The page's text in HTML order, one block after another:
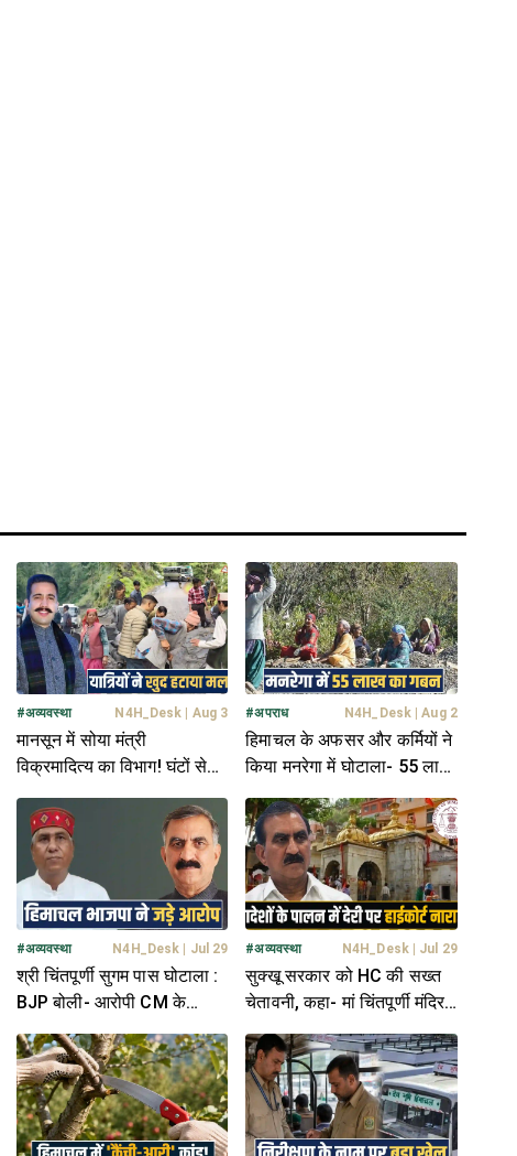
#अव्यवस्था N4H_Desk Aug 3
मानसून में सोया मंत्री
विक्रमादित्य का विभाग! घंटों से
बंद पड़ी थी सड़क- यात्रियों ने
खुद हटाया मलबा
#अपराध N4H_Desk Aug 2
हिमाचल के अफसर और कर्मियों ने
किया मनरेगा में घोटाला- 55 लाख
डकारे, FIR दर्ज
#अव्यवस्था N4H_Desk Jul 29
श्री चिंतपूर्णी सुगम पास घोटाला :
BJP बोली- आरोपी CM के
करीबी, पुलिस कुछ नहीं कर रही
#अव्यवस्था N4H_Desk| Jul 29
सुक्खू सरकार को HC की सख्त
चेतावनी, कहा- मां चिंतपूर्णी मंदिर
मामले में आदेशों पर अमल नहीं हुआ
तो...